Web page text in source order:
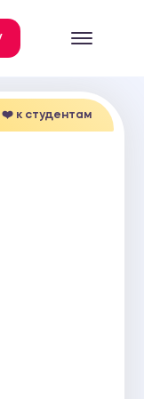
работа
практике
❤️ к студентам